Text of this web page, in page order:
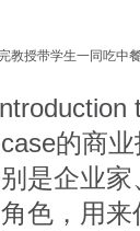
教授带学生一同吃中
的商
是企业
色，用